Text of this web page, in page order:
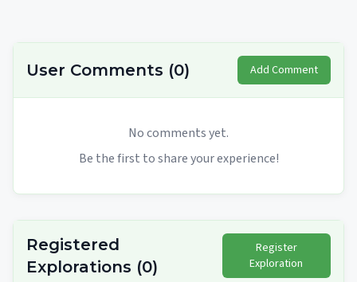
User Comments (0) Add Comment
No comments yet.
Be the first to share your experience!
Registered
Explorations (0)
Register
Exploration